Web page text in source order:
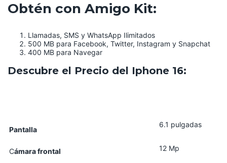
Obtén con Amigo Kit:
Llamadas, SMS y WhatsApp Ilimitados
500 MB para Facebook, Twitter, Instagram y Snapchat
400 MB para Navegar
Descubre el Precio del Iphone 16:
Pantalla
6.1 pulgadas
Cámara frontal 12 Mp